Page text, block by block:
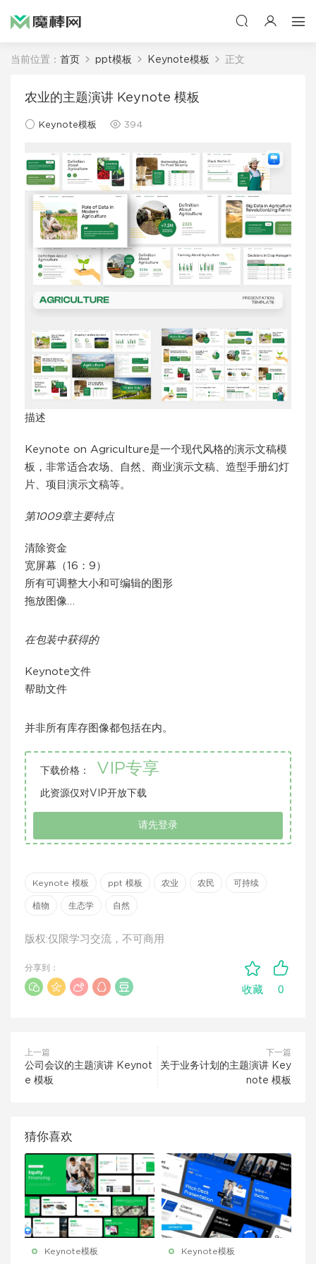
当前位置： 首页 ppt模板 Keynote模板 正文
农业的主题演讲 Keynote 模板
Keynote模板 394
描述
Keynote on Agriculture是一个现代风格的演示文稿模
板，非常适合农场、自然、商业演示文稿、造型手册幻灯
片、项目演示文稿等。
第1009章主要特点
清除资金
宽屏幕（16：9）
所有可调整大小和可编辑的图形
拖放图像…
在包装中获得的
Keynote文件
帮助文件
并非所有库存图像都包括在内。
下载价格： VIP专享
此资源仅对VIP开放下载
请先登录
Keynote 模板 ppt 模板 农业 农民 可持续
植物 生态学 自然
版权:仅限学习交流，不可商用
收藏 0
分享到：
上一篇
公司会议的主题演讲 Keynot
e 模板
下一篇
关于业务计划的主题演讲 Key
note 模板
猜你喜欢
Keynote模板 Keynote模板